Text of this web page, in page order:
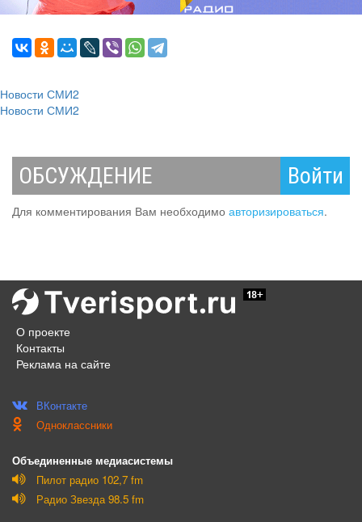
Новости СМИ2
Новости СМИ2
ОБСУЖДЕНИЕ Войти
Для комментирования Вам необходимо авторизироваться.
О проекте
Контакты
Реклама на сайте
ВКонтакте
Одноклассники
Объединенные медиасистемы
Пилот радио 102,7 fm
Радио Звезда 98.5 fm